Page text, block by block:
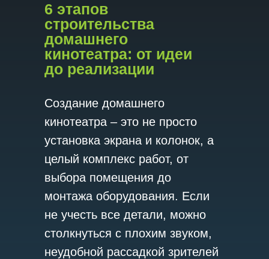
6 этапов
строительства
домашнего
кинотеатра: от идеи
до реализации
Создание домашнего
кинотеатра – это не просто
установка экрана и колонок, а
целый комплекс работ, от
выбора помещения до
монтажа оборудования. Если
не учесть все детали, можно
столкнуться с плохим звуком,
неудобной рассадкой зрителей